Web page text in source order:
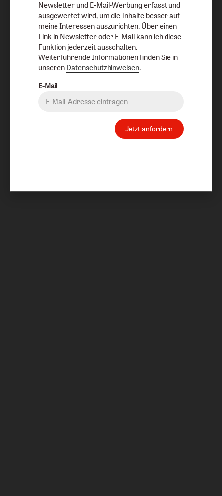
Newsletter und E-Mail-Werbung erfasst und
ausgewertet wird, um die Inhalte besser auf
meine Interessen auszurichten. Über einen
Link in Newsletter oder E-Mail kann ich diese
Funktion jederzeit ausschalten.
Weiterführende Informationen finden Sie in
unseren Datenschutzhinweisen.
E-Mail
Jetzt anfordern